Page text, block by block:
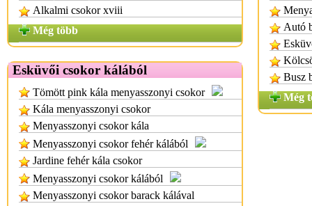
Alkalmi csokor xviii
Még több
Esküvői csokor kálából
Tömött pink kála menyasszonyi csokor
Kála menyasszonyi csokor
Menyasszonyi csokor kála
Menyasszonyi csokor fehér kálából
Jardine fehér kála csokor
Menyasszonyi csokor kálából
Menyasszonyi csokor barack kálával
Autó
Busz
Még